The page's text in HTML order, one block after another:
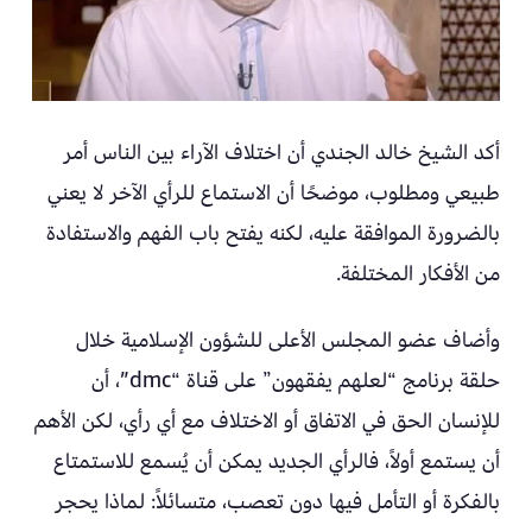
أكد الشيخ خالد الجندي أن اختلاف الآراء بين الناس أمر
طبيعي ومطلوب، موضحًا أن الاستماع للرأي الآخر لا يعني
بالضرورة الموافقة عليه، لكنه يفتح باب الفهم والاستفادة
من الأفكار المختلفة.
وأضاف عضو المجلس الأعلى للشؤون الإسلامية خلال
حلقة برنامج “لعلهم يفقهون” على قناة “dmc”، أن
للإنسان الحق في الاتفاق أو الاختلاف مع أي رأي، لكن الأهم
أن يستمع أولاً، فالرأي الجديد يمكن أن يُسمع للاستمتاع
بالفكرة أو التأمل فيها دون تعصب، متسائلاً: لماذا يحجر